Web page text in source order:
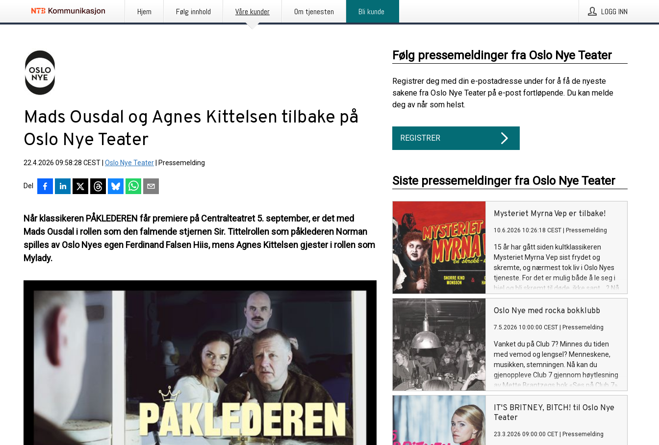
Hjem Følg innhold Våre kunder Om tjenesten Bli kunde LOGG INN
Mads Ousdal og Agnes Kittelsen tilbake på
Oslo Nye Teater
22.4.2026 09:58:28 CEST Oslo Nye Teater Pressemelding
Del
Når klassikeren PÅKLEDEREN får premiere på Centralteatret 5. september, er det med
Mads Ousdal i rollen som den falmende stjernen Sir. Tittelrollen som påklederen Norman
spilles av Oslo Nyes egen Ferdinand Falsen Hiis, mens Agnes Kittelsen gjester i rollen som
Mylady.
Følg pressemeldinger fra Oslo Nye Teater
Registrer deg med din e-postadresse under for å få de nyeste
sakene fra Oslo Nye Teater på e-post fortløpende. Du kan melde
deg av når som helst.
REGISTRER
Siste pressemeldinger fra Oslo Nye Teater
Mysteriet Myrna Vep er tilbake!
10.6.2026 10:26:18 CEST Pressemelding
15 år har gått siden kultklassikeren
Mysteriet Myrna Vep sist frydet og
skremte, og nærmest tok liv i Oslo Nyes
tjeneste. For det er mulig både å le seg i
hjel og bli skremt til døde, ikke sant ...? Nå
vender vanviddet tilbake med Snorre
Kind Monsson og Odin Haugan i rollene.
Oslo Nye med rocka bokklubb
7.5.2026 10:00:00 CEST Pressemelding
Vanket du på Club 7? Minnes du tiden
med vemod og lengsel? Menneskene,
musikken, stemningen. Nå kan du
gjenoppleve Club 7 gjennom høytlesning
av Mette Brantzegs bok «Ses på Club 7»,
når Oslo Nye trår til og lanserer Bok og
ballade på Centralteatret fra 20. mai.
Gjennom fire treff i byens kuleste
likesinnede. Og musikken? Den er med.
IT'S BRITNEY, BITCH! til Oslo Nye
Teater
23.3.2026 09:00:00 CET Pressemelding